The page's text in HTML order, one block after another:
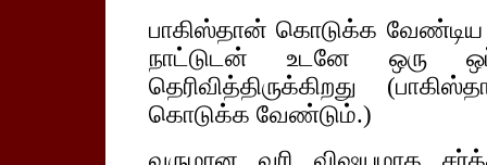
பாகிஸ்தான் கொடுக்க
நாட்டுடன் உடனே ஒரு
தெரிவித்திருக்கிறது
கொடுக்க வேண்டும்.)